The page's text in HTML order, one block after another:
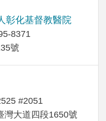
彰化基督教醫院
8371
號
#2051
灣大道四段1650號